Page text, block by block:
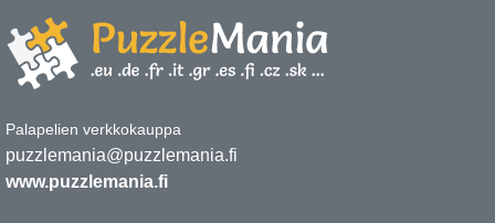
Palapelien verkkokauppa
puzzlemania@puzzlemania.fi
www.puzzlemania.fi